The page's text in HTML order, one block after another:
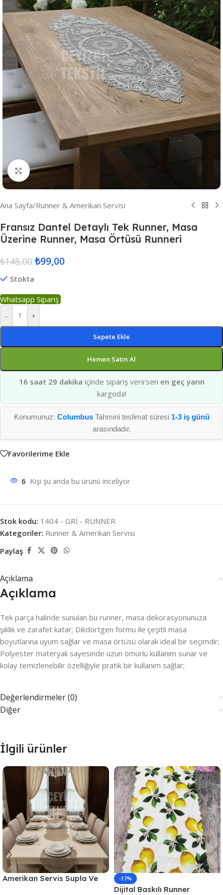
Resmi Büyüt
Ana Sayfa/Runner & Amerikan Servisi
Fransız Dantel Detaylı Tek Runner, Masa
Üzerine Runner, Masa Örtüsü Runneri
₺148,00 ₺99,00
Stokta
Whatsapp Sipariş
-
+
Sepete Ekle
Hemen Satın Al
16 saat 29 dakika içinde sipariş verirsen en geç yarın
kargoda!
Konumunuz: ColumbusTahmini teslimat süresi 1-3 iş günü
arasındadır.
Favorilerime Ekle
6 Kişi şu anda bu ürünü inceliyor
Stok kodu: 1404 - GRİ - RUNNER
Kategoriler: Runner & Amerikan Servisi
Paylaş
Açıklama
Açıklama
Tek parça halinde sunulan bu runner, masa dekorasyonunuza
şıklık ve zarafet katar; Dikdörtgen formu ile çeşitli masa
boyutlarına uyum sağlar ve masa örtüsü olarak ideal bir seçimdir;
Polyester materyali sayesinde uzun ömürlü kullanım sunar ve
kolay temizlenebilir özelliğiyle pratik bir kullanım sağlar;
Değerlendirmeler (0)
Diğer
İlgili ürünler
Amerikan Servis Supla Ve
-17%
Dijital Baskılı Runner